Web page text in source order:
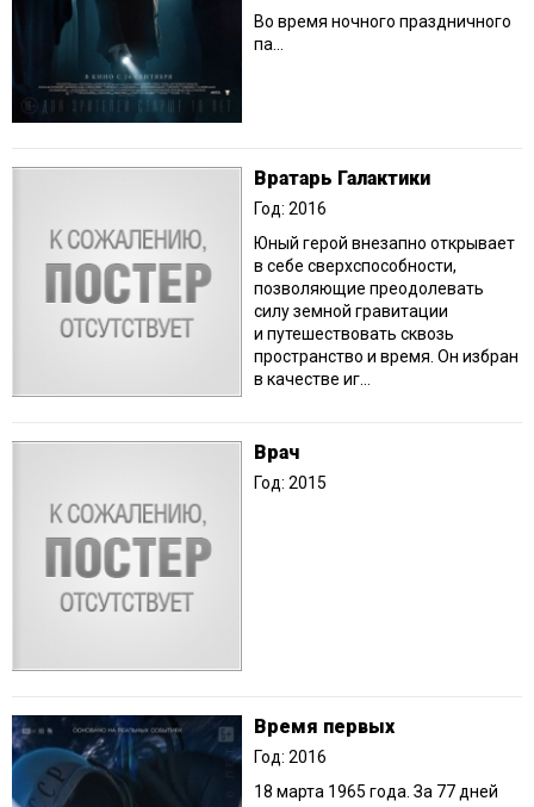
Во время ночного праздничного
па...
Вратарь Галактики
Год: 2016
Юный герой внезапно открывает
в себе сверхспособности,
позволяющие преодолевать
силу земной гравитации
и путешествовать сквозь
пространство и время. Он избран
в качестве иг...
Врач
Год: 2015
Время первых
Год: 2016
18 марта 1965 года. За 77 дней